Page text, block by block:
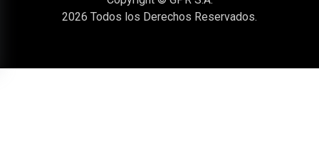
2026 Todos los Derechos Reservados.